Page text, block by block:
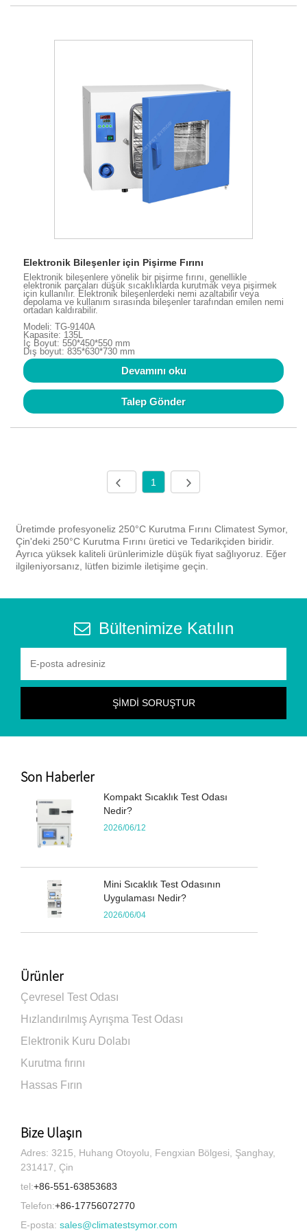
Elektronik Bileşenler için Pişirme Fırını
Elektronik bileşenlere yönelik bir pişirme fırını, genellikle
elektronik parçaları düşük sıcaklıklarda kurutmak veya pişirmek
için kullanılır. Elektronik bileşenlerdeki nemi azaltabilir veya
depolama ve kullanım sırasında bileşenler tarafından emilen nemi
ortadan kaldırabilir.
Modeli: TG-9140A
Kapasite: 135L
İç Boyut: 550*450*550 mm
Dış boyut: 835*630*730 mm
Devamını oku
Talep Gönder
1
Üretimde profesyoneliz 250°C Kurutma Fırını Climatest Symor,
Çin'deki 250°C Kurutma Fırını üretici ve Tedarikçiden biridir.
Ayrıca yüksek kaliteli ürünlerimizle düşük fiyat sağlıyoruz. Eğer
ilgileniyorsanız, lütfen bizimle iletişime geçin.
Bültenimize Katılın
Son Haberler
Kompakt Sıcaklık Test Odası
Nedir?
2026/06/12
Mini Sıcaklık Test Odasının
Uygulaması Nedir?
2026/06/04
Ürünler
Çevresel Test Odası
Hızlandırılmış Ayrışma Test Odası
Elektronik Kuru Dolabı
Kurutma fırını
Hassas Fırın
Bize Ulaşın
Adres: 3215, Huhang Otoyolu, Fengxian Bölgesi, Şanghay,
231417, Çin
tel:+86-551-63853683
Telefon:+86-17756072770
E-posta: sales@climatestsymor.com